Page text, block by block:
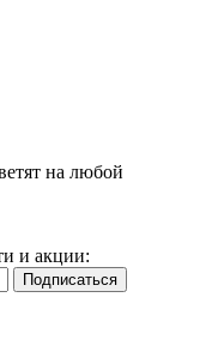
на любой
и акции: